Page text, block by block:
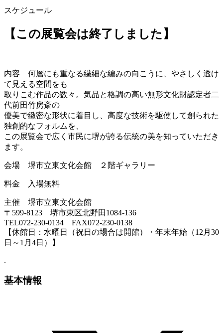
スケジュール
【この展覧会は終了しました】
内容 何層にも重なる繊細な編みの向こうに、やさしく透け
て見える空間をも
取りこむ作品の数々。気品と格調の高い無形文化財認定者二
代前田竹房斎の
優美で緻密な形状に着目し、高度な技術を駆使して創られた
独創的なフォルムを、
この展覧会で広く市民に堺が誇る伝統の美を知っていただき
ます。
会場 堺市立東文化会館 ２階ギャラリー
料金 入場無料
主催 堺市立東文化会館
〒599-8123 堺市東区北野田1084-136
TEL072-230-0134 FAX072-230-0138
【休館日：水曜日（祝日の場合は開館）・年末年始（12月30
日～1月4日）】
.
基本情報